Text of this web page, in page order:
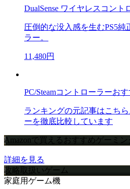
DualSense ワイヤレスコント
圧倒的な没入感を生むPS5
ラー。
11,480円
PC/Steamコントローラーお
ランキングの元記事はこち
ーを徹底比較しています
Amazonで買えるおすすめゲーミン
詳細を見る
攻略取扱いゲーム
家庭用ゲーム機